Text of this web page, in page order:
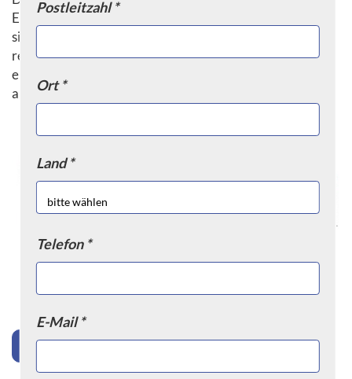
Einsatzmöglichkeiten und die kompakte Bauweise sollte
sie in keinem Haushalt fehlen. Es empfiehlt sich,
regelmäßig zu überprüfen, ob die Löschdecke noch
einsatzbereit ist und gegebenenfalls eine neue
anzuschaffen.
'Löschdecke' Sortiment jetzt anzeigen
Postleitzahl *
Ort *
Land *
Telefon *
E-Mail *